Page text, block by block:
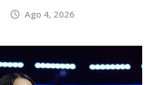
Ago 4, 2026